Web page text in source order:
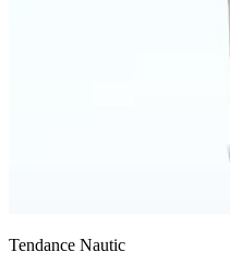
Tendance Nautic